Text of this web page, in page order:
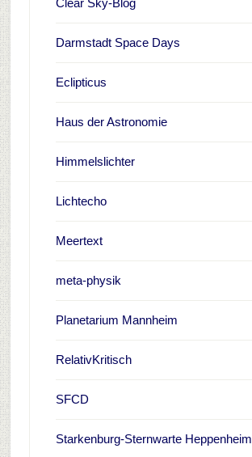
Clear Sky-Blog
Darmstadt Space Days
Eclipticus
Haus der Astronomie
Himmelslichter
Lichtecho
Meertext
meta-physik
Planetarium Mannheim
RelativKritisch
SFCD
Starkenburg-Sternwarte Heppenheim